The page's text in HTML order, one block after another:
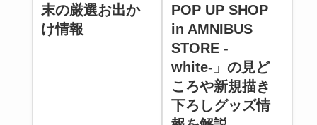
末の厳選お出か
け情報
POP UP SHOP
in AMNIBUS
STORE -
white-」の見ど
ころや新規描き
下ろしグッズ情